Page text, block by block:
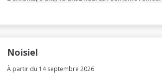
Noisiel
À partir du 14 septembre 2026